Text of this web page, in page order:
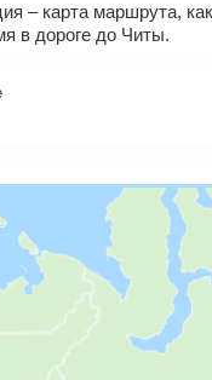
– карта маршрута,
в дороге до Читы.